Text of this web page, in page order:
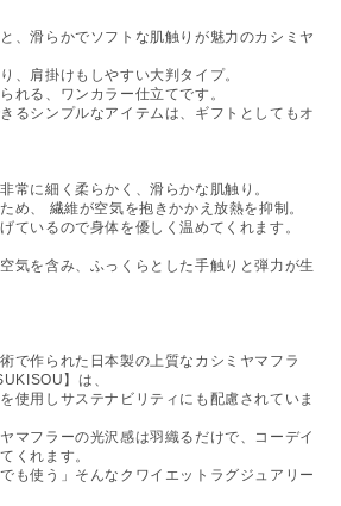
、滑らかでソフトな肌触りが魅力のカシミヤ
、肩掛けもしやすい大判タイプ。
れる、ワンカラー仕立てです。
るシンプルなアイテムは、ギフトとしてもオ
常に細く柔らかく、滑らかな肌触り。
め、 繊維が空気を抱きかかえ放熱を抑制。
ているので身体を優しく温めてくれます。
気を含み、ふっくらとした手触りと弾力が生
で作られた日本製の上質なカシミヤマフラ
】は、
使用しサステナビリティにも配慮されていま
マフラーの光沢感は羽織るだけで、コーデイ
くれます。
も使う」そんなクワイエットラグジュアリー